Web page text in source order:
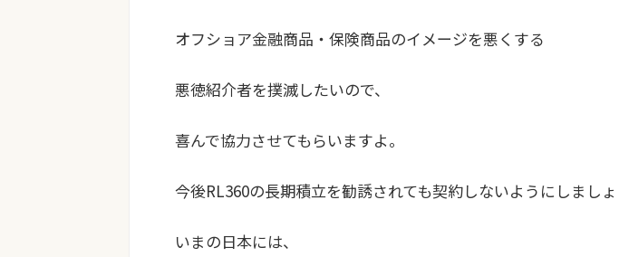
オフショア金融商品・保険商品のイメージを悪くする
悪徳紹介者を撲滅したいので、
喜んで協力させてもらいますよ。
今後RL360の長期積立を勧誘されても契約しないようにしましょ
いまの日本には、